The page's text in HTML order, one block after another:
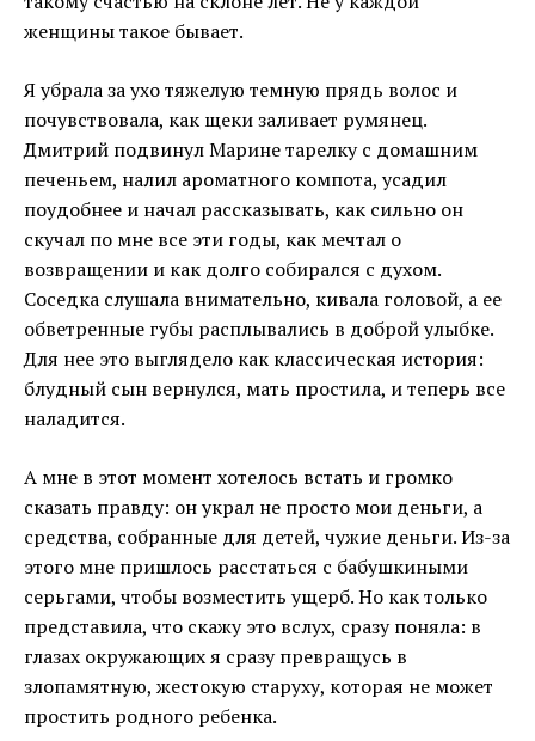
женщины такое бывает.
Я убрала за ухо тяжелую темную прядь волос и
почувствовала, как щеки заливает румянец.
Дмитрий подвинул Марине тарелку с домашним
печеньем, налил ароматного компота, усадил
поудобнее и начал рассказывать, как сильно он
скучал по мне все эти годы, как мечтал о
возвращении и как долго собирался с духом.
Соседка слушала внимательно, кивала головой, а ее
обветренные губы расплывались в доброй улыбке.
Для нее это выглядело как классическая история:
блудный сын вернулся, мать простила, и теперь все
наладится.
А мне в этот момент хотелось встать и громко
сказать правду: он украл не просто мои деньги, а
средства, собранные для детей, чужие деньги. Из-за
этого мне пришлось расстаться с бабушкиными
серьгами, чтобы возместить ущерб. Но как только
представила, что скажу это вслух, сразу поняла: в
глазах окружающих я сразу превращусь в
злопамятную, жестокую старуху, которая не может
простить родного ребенка.